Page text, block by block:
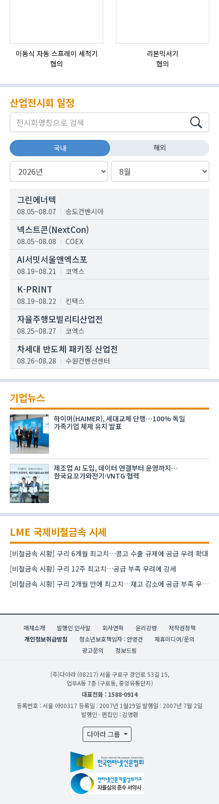
이동식 자동 스프레이 세척기
협의
리본믹서기
협의
산업전시회 일정
국내 해외
그린에너텍
08.05~08.07 송도컨벤시아
넥스트콘(NextCon)
08.05~08.08 COEX
AI서밋서울앤엑스포
08.19~08.21 코엑스
K-PRINT
08.19~08.22 킨텍스
자율주행모빌리티산업전
08.25~08.27 코엑스
차세대 반도체 패키징 산업전
08.26~08.28 수원컨벤션센터
기업뉴스
하이머(HAIMER), 세대교체 단행…100% 독일
가족기업 체제 유지 발표
제조업 AI 도입, 데이터 연결부터 운영까지…
한국요꼬가와전기·VNTG 협력
LME 국제비철금속 시세
[비철금속 시황] 구리 6개월 최고치…콩고 수출 규제에 공급 우려 확대
[비철금속 시황] 구리 12주 최고치…공급 부족 우려에 강세
[비철금속 시황] 구리 2개월 만에 최고치…재고 감소에 공급 부족 우려 확대
매체소개 발행인 인사말 회사연혁 윤리강령
저작권정책
개인정보취급방침
청소년보호책임자 : 안영건
제휴미디어/문의
광고문의
정보드림
(주)다아라 (08217) 서울 구로구 경인로 53길 15,
업무A동 7층 (구로동, 중앙유통단지)
대표전화 : 1588-0914
등록번호 : 서울 아00317 등록일 : 2007년 1월29일 발행일 : 2007년 7월 2일
발행인 · 편집인 : 김영환
다아라 그룹